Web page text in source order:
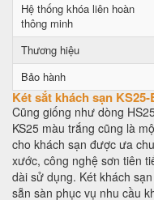
Hệ thống khóa liên hoàn
thông minh
Thương hiệu
Bảo hành
Két sắt khách sạn
Cũng giống như dòng
KS25 màu trắng cũng là
cho khách sạn được ưa
xước, công nghệ sơn tiên
dài sử dụng. Két khách
sẵn sàn phục vụ nhu cầu